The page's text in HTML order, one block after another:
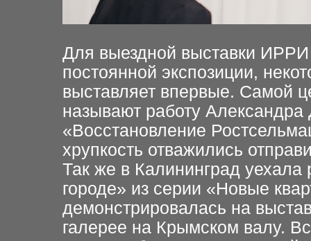
Для выездной выставки ИРРИ
постоянной экспозиции,
выставляет впервые. Самой
называют работу Александра
«Восстановление
хрупкость отважились
Так же в Калининград
городе» из серии «Новые
демонстрировалась на
галерее на Крымском валу.